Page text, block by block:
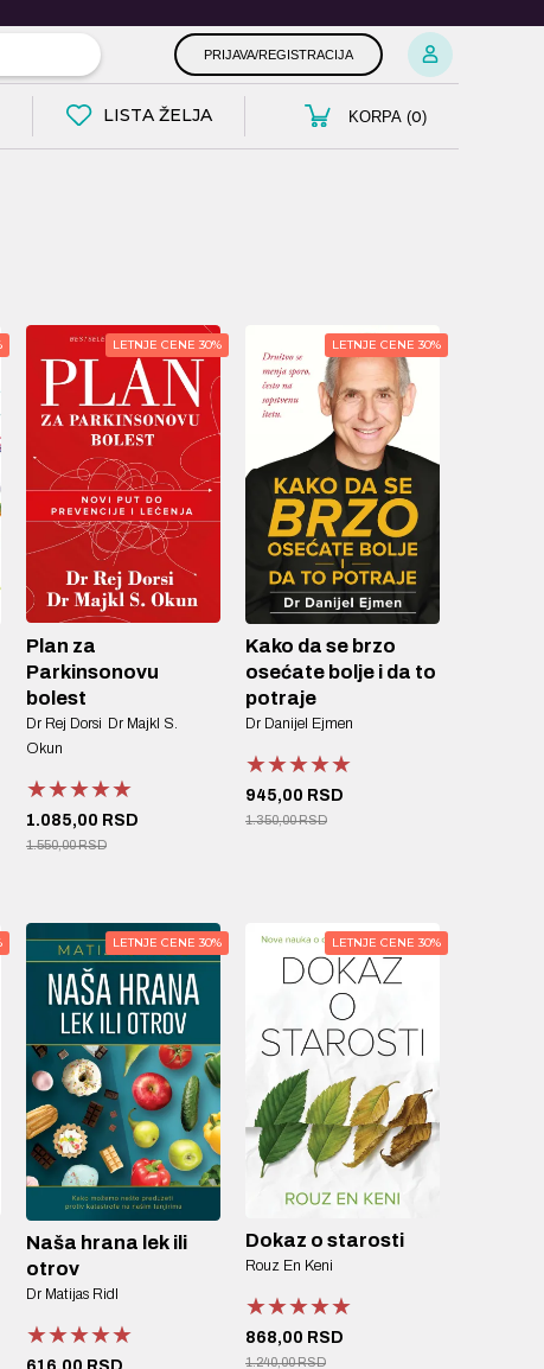
PRIJAVA/REGISTRACIJA
LISTA ŽELJA KORPA (0)
LETNJE CENE 30%
Plan za
Parkinsonovu
bolest
Dr Rej Dorsi Dr Majkl S.
Okun
★★★★★
★★★★★
★★★★★
1.085,00 RSD
1.550,00 RSD
LETNJE CENE 30%
Kako da se brzo
osećate bolje i da to
potraje
Dr Danijel Ejmen
★★★★★
★★★★★
★★★★★
945,00 RSD
1.350,00 RSD
LETNJE CENE 30%
Naša hrana lek ili
otrov
Dr Matijas Ridl
★★★★★
★★★★★
★★★★★
LETNJE CENE 30%
Dokaz o starosti
Rouz En Keni
★★★★★
★★★★★
★★★★★
868,00 RSD
1.240,00 RSD